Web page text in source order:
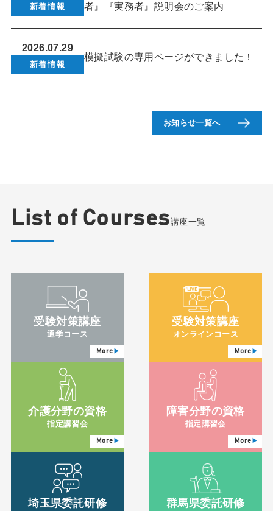
新着情報
者』『実務者』説明会のご案内
2026.07.29
新着情報
模擬試験の専用ページができました！
お知らせ一覧へ
List of Courses講座一覧
受験対策講座
通学コース
More
受験対策講座
オンラインコース
More
介護分野の資格
指定講習会
More
障害分野の資格
指定講習会
More
埼玉県委託研修 群馬県委託研修